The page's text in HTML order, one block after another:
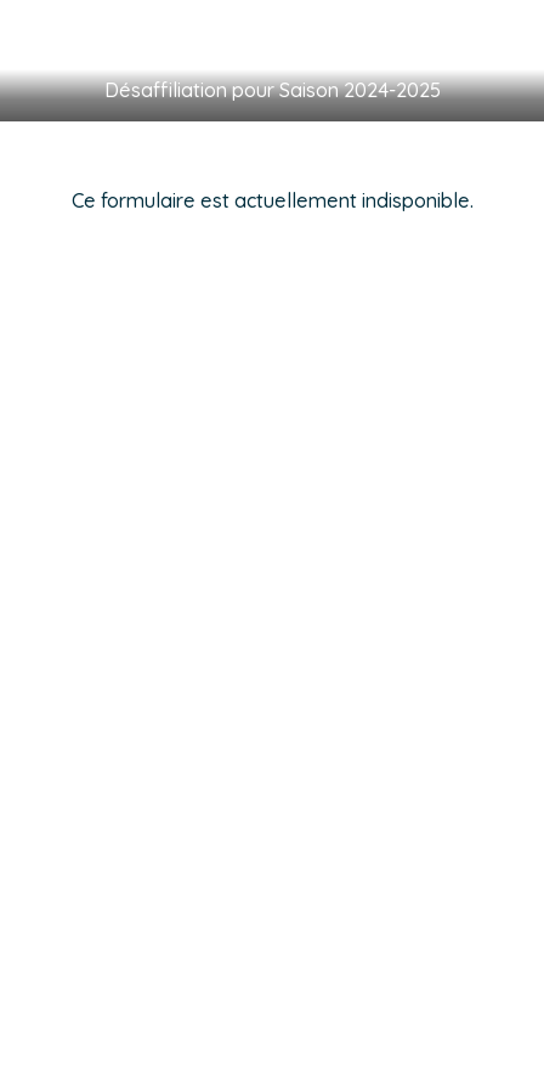
Désaffiliation pour Saison 2024-2025
Ce formulaire est actuellement indisponible.